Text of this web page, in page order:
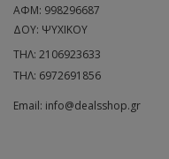
ΑΦΜ: 998296687
ΔΟΥ: ΨΥΧΙΚΟΥ
ΤΗΛ: 2106923633
ΤΗΛ: 6972691856
Email: info@dealsshop.gr